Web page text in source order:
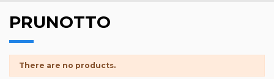
PRUNOTTO
There are no products.